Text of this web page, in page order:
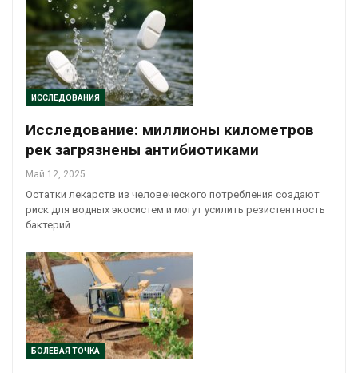
ИССЛЕДОВАНИЯ
Исследование: миллионы километров
рек загрязнены антибиотиками
Май 12, 2025
Остатки лекарств из человеческого потребления создают
риск для водных экосистем и могут усилить резистентность
бактерий
БОЛЕВАЯ ТОЧКА